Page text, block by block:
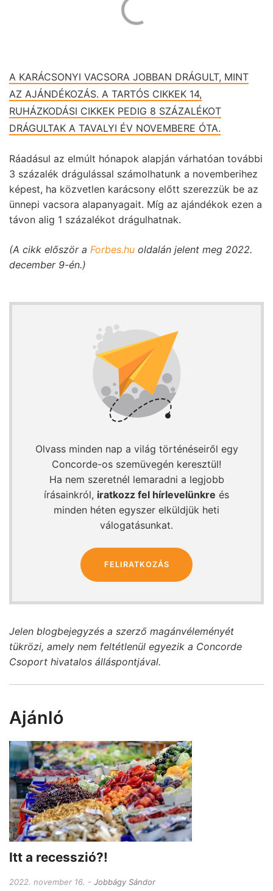
A KARÁCSONYI VACSORA JOBBAN DRÁGULT, MINT
AZ AJÁNDÉKOZÁS. A TARTÓS CIKKEK 14,
RUHÁZKODÁSI CIKKEK PEDIG 8 SZÁZALÉKOT
DRÁGULTAK A TAVALYI ÉV NOVEMBERE ÓTA.
Ráadásul az elmúlt hónapok alapján várhatóan további
3 százalék drágulással számolhatunk a novemberihez
képest, ha közvetlen karácsony előtt szerezzük be az
ünnepi vacsora alapanyagait. Míg az ajándékok ezen a
távon alig 1 százalékot drágulhatnak.
(A cikk először a Forbes.hu oldalán jelent meg 2022.
december 9-én.)
Olvass minden nap a világ történéseiről egy
Concorde-os szemüvegén keresztül!
Ha nem szeretnél lemaradni a legjobb
írásainkról, iratkozz fel hírlevelünkre és
minden héten egyszer elküldjük heti
válogatásunkat.
FELIRATKOZÁS
Jelen blogbejegyzés a szerző magánvéleményét
tükrözi, amely nem feltétlenül egyezik a Concorde
Csoport hivatalos álláspontjával.
Ajánló
Itt a recesszió?!
2022. november 16.
Jobbágy Sándor